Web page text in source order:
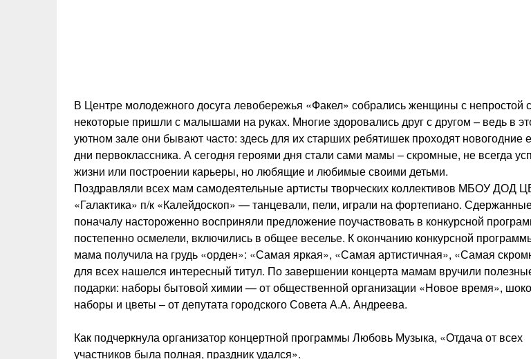
В Центре молодежного досуга левобережья «Факел» собрались женщины с непростой
некоторые пришли с малышами на руках. Многие здоровались друг с другом – ведь в
уютном зале они бывают часто: здесь для их старших ребятишек проходят новогодние
дни первоклассника. А сегодня героями дня стали сами мамы – скромные, не всегда
жизни или построении карьеры, но любящие и любимые своими детьми.
Поздравляли всех мам самодеятельные артисты творческих коллективов МБОУ ДОД
«Галактика» п/к «Калейдоскоп» — танцевали, пели, играли на фортепиано.
поначалу настороженно восприняли предложение поучаствовать в конкурсной
постепенно осмелели, включились в общее веселье. К окончанию конкурсной
мама получила на грудь «орден»: «Самая яркая», «Самая артистичная», «Самая
для всех нашелся интересный титул. По завершении концерта мамам вручили
подарки: наборы бытовой химии — от общественной организации «Новое время»,
наборы и цветы – от депутата городского Совета А.А. Андреева.
Как подчеркнула организатор концертной программы Любовь Музыка, «Отдача от всех
участников была полная, праздник удался».